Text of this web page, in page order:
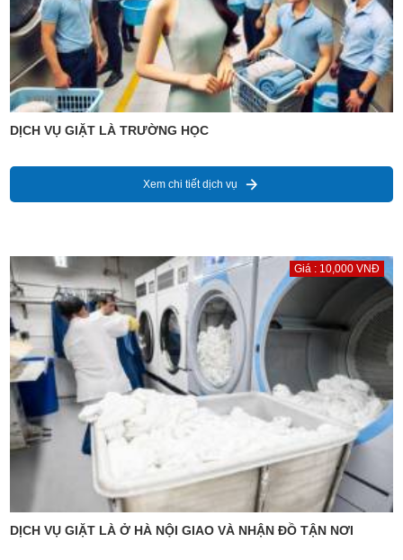
DỊCH VỤ GIẶT LÀ TRƯỜNG HỌC
Xem chi tiết dịch vụ
Giá : 10,000 VNĐ
DỊCH VỤ GIẶT LÀ Ở HÀ NỘI GIAO VÀ NHẬN ĐỒ TẬN NƠI